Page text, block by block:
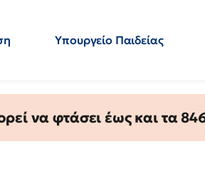
Υπουργείο Παιδείας
να φτάσει έως και τα 846